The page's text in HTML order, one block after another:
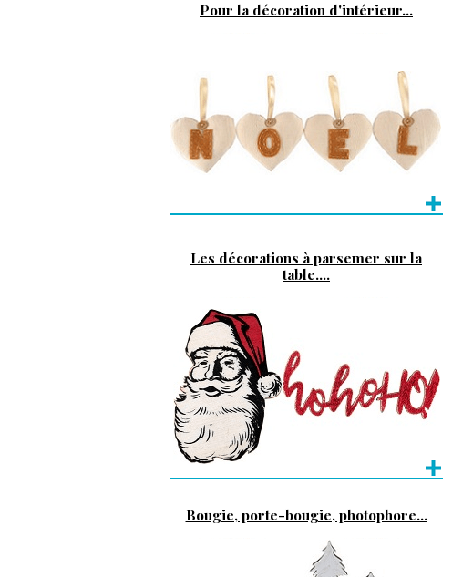
Pour la décoration d'intérieur...
Les décorations à parsemer sur la
table....
Bougie, porte-bougie, photophore...